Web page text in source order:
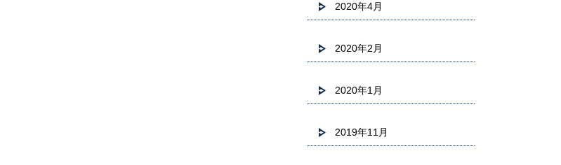
2020年4月
2020年2月
2020年1月
2019年11月